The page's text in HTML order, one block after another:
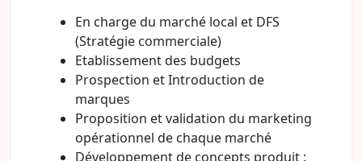
En charge du marché local et DFS
(Stratégie commerciale)
Etablissement des budgets
Prospection et Introduction de
marques
Proposition et validation du marketing
opérationnel de chaque marché
Développement de concepts produit :